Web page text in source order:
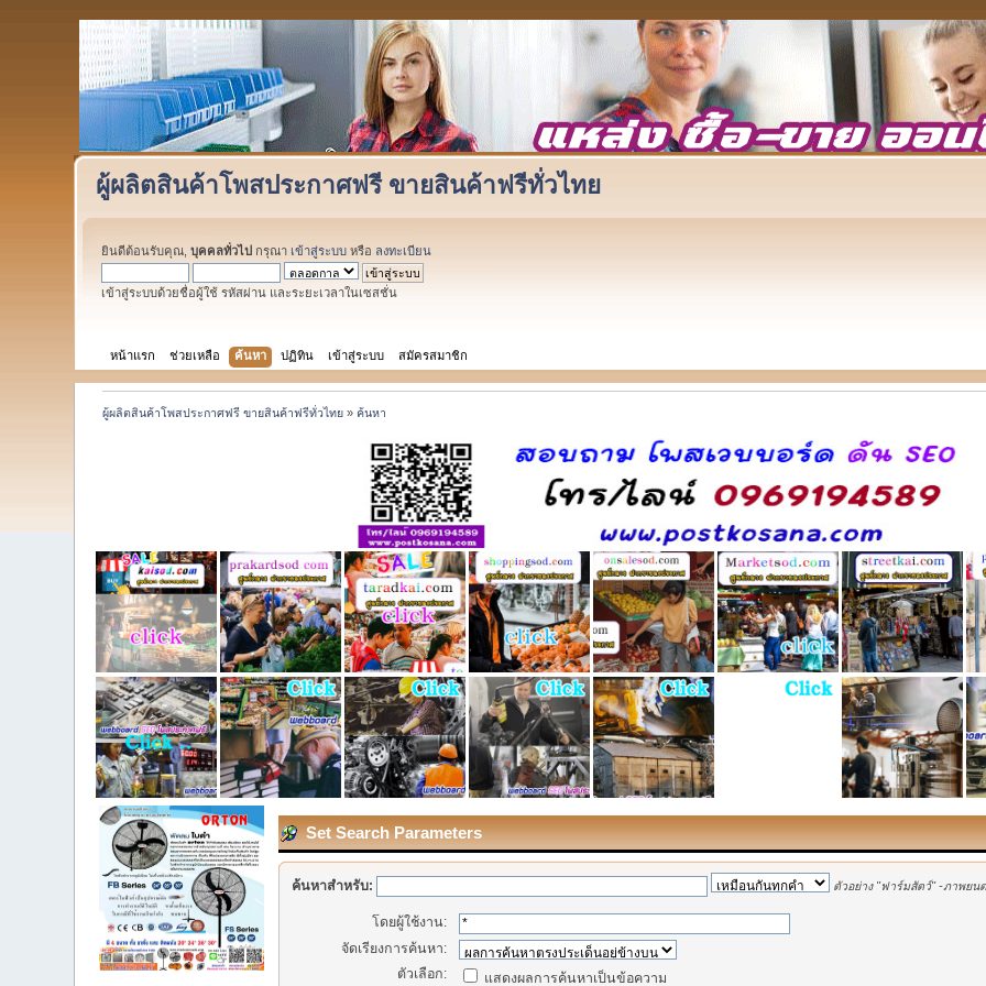
ผู้ผลิตสินค้าโพสประกาศฟรี ขายสินค้าฟรีทั่วไทย
ยินดีต้อนรับคุณ,บุคคลทั่วไป กรุณา เข้าสู่ระบบ หรือ ลงทะเบียน
เข้าสู่ระบบด้วยชื่อผู้ใช้ รหัสผ่าน และระยะเวลาในเซสชั่น
หน้าแรก ช่วยเหลือ ค้นหา ปฏิทิน เข้าสู่ระบบ สมัครสมาชิก
ผู้ผลิตสินค้าโพสประกาศฟรี ขายสินค้าฟรีทั่วไทย »ค้นหา
Set Search Parameters
ค้นหาสำหรับ: ตัวอย่าง"ฟาร์มสัตว์" -ภาพยน
โดยผู้ใช้งาน:
จัดเรียงการค้นหา:
ตัวเลือก:
แสดงผลการค้นหาเป็นข้อความ